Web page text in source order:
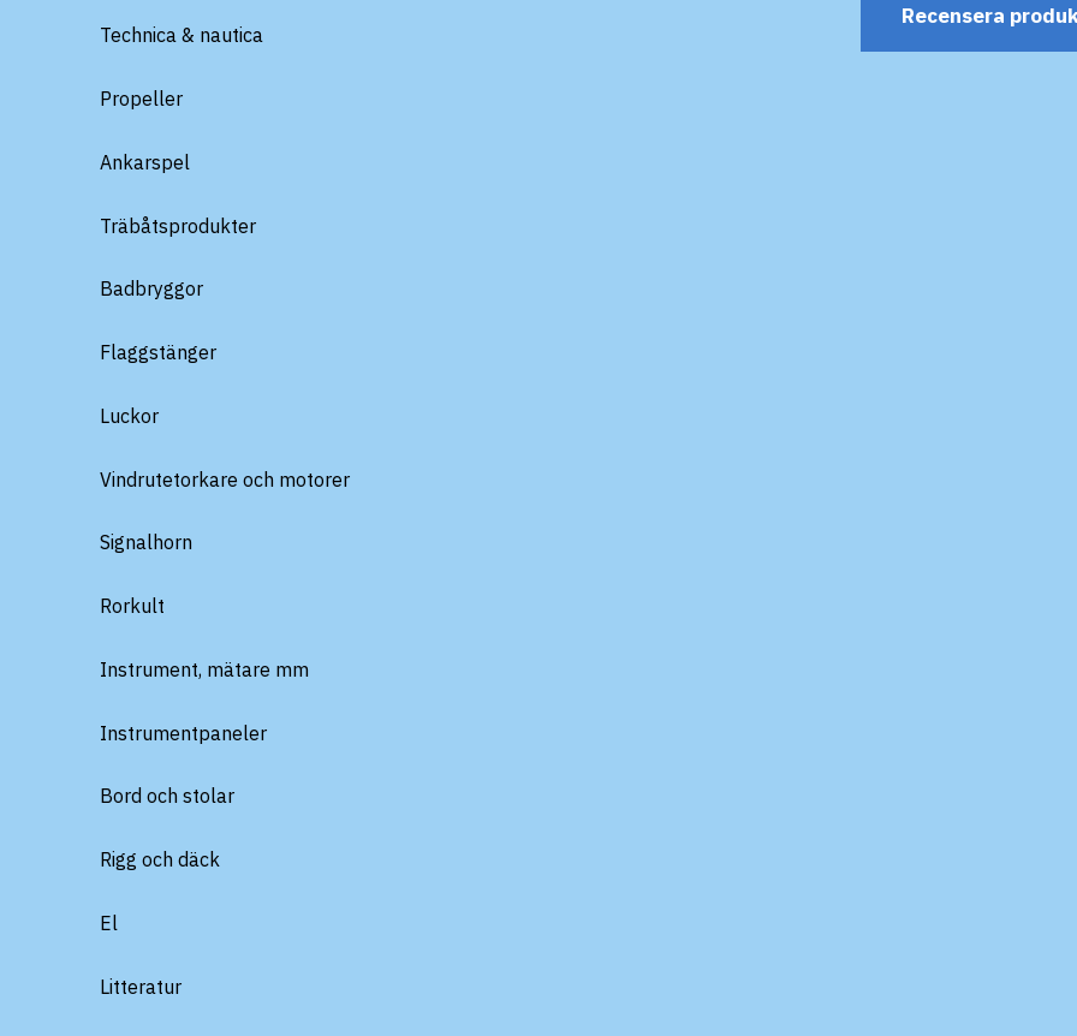
Technica & nautica
Propeller
Ankarspel
Träbåtsprodukter
Badbryggor
Flaggstänger
Luckor
Vindrutetorkare och motorer
Signalhorn
Rorkult
Instrument, mätare mm
Instrumentpaneler
Bord och stolar
Rigg och däck
El
Litteratur
Recensera